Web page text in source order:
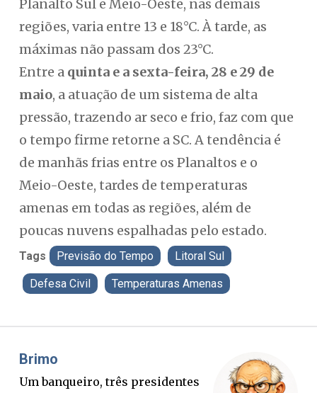
Planalto Sul e Meio-Oeste, nas demais
regiões, varia entre 13 e 18°C. À tarde, as
máximas não passam dos 23°C.
Entre a quinta e a sexta-feira, 28 e 29 de
maio, a atuação de um sistema de alta
pressão, trazendo ar seco e frio, faz com que
o tempo firme retorne a SC. A tendência é
de manhãs frias entre os Planaltos e o
Meio-Oeste, tardes de temperaturas
amenas em todas as regiões, além de
poucas nuvens espalhadas pelo estado.
Tags Previsão do Tempo Litoral Sul
Defesa Civil Temperaturas Amenas
Misael Elias
O Boato corre mais rápido que a